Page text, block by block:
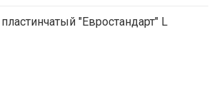
"Евростандарт" L